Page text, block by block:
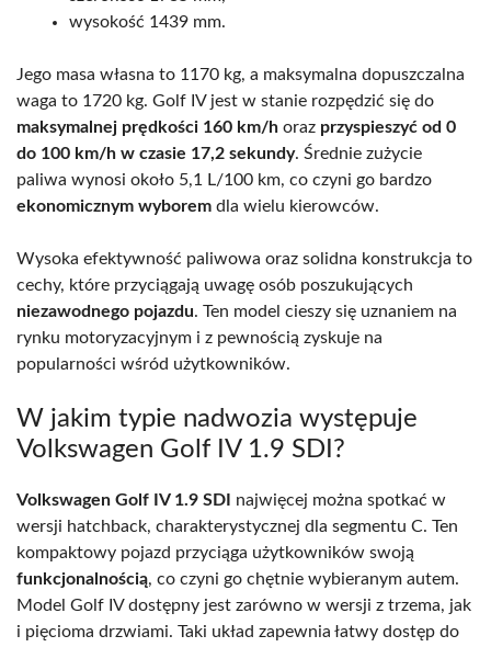
wysokość 1439 mm.
Jego masa własna to 1170 kg, a maksymalna dopuszczalna
waga to 1720 kg. Golf IV jest w stanie rozpędzić się do
maksymalnej prędkości 160 km/h oraz przyspieszyć od 0
do 100 km/h w czasie 17,2 sekundy. Średnie zużycie
paliwa wynosi około 5,1 L/100 km, co czyni go bardzo
ekonomicznym wyborem dla wielu kierowców.
Wysoka efektywność paliwowa oraz solidna konstrukcja to
cechy, które przyciągają uwagę osób poszukujących
niezawodnego pojazdu. Ten model cieszy się uznaniem na
rynku motoryzacyjnym i z pewnością zyskuje na
popularności wśród użytkowników.
W jakim typie nadwozia występuje
Volkswagen Golf IV 1.9 SDI?
Volkswagen Golf IV 1.9 SDI
najwięcej można spotkać w
wersji hatchback, charakterystycznej dla segmentu C. Ten
kompaktowy pojazd przyciąga użytkowników swoją
funkcjonalnością, co czyni go chętnie wybieranym autem.
Model Golf IV dostępny jest zarówno w wersji z trzema, jak
i pięcioma drzwiami. Taki układ zapewnia łatwy dostęp do